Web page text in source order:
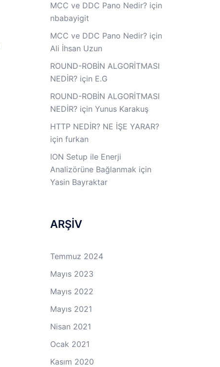
MCC ve DDC Pano Nedir?için
nbabayigit
MCC ve DDC Pano Nedir?için
Ali İhsan Uzun
ROUND-ROBİN ALGORİTMASI
NEDİR?için E.G
ROUND-ROBİN ALGORİTMASI
NEDİR?için Yunus Karakuş
HTTP NEDİR? NE İŞE YARAR?
için furkan
ION Setup ile Enerji
Analizörüne Bağlanmak için
Yasin Bayraktar
ARŞİV
Temmuz 2024
Mayıs 2023
Mayıs 2022
Mayıs 2021
Nisan 2021
Ocak 2021
Kasım 2020